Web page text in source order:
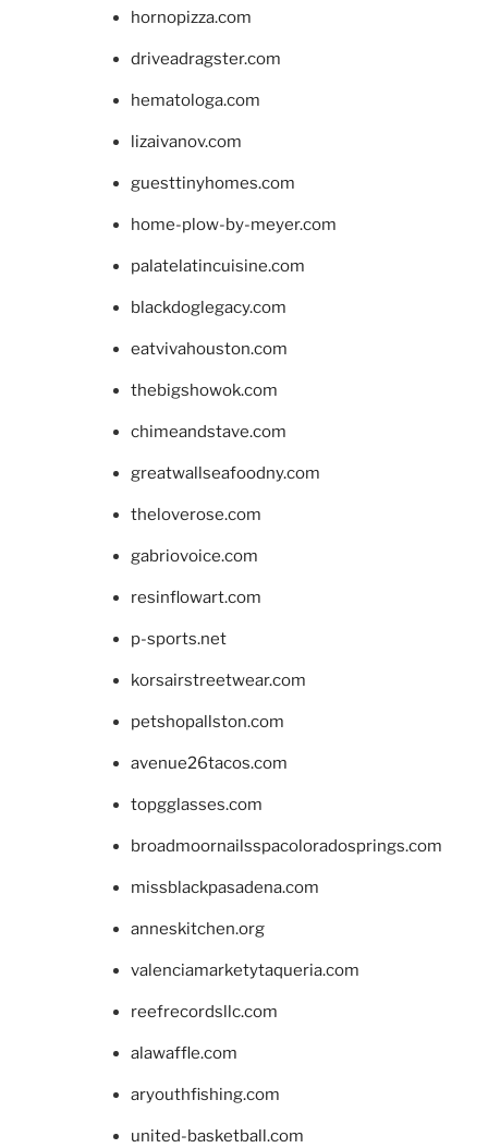
hornopizza.com
driveadragster.com
hematologa.com
lizaivanov.com
guesttinyhomes.com
home-plow-by-meyer.com
palatelatincuisine.com
blackdoglegacy.com
eatvivahouston.com
thebigshowok.com
chimeandstave.com
greatwallseafoodny.com
theloverose.com
gabriovoice.com
resinflowart.com
p-sports.net
korsairstreetwear.com
petshopallston.com
avenue26tacos.com
topgglasses.com
broadmoornailsspacoloradosprings.com
missblackpasadena.com
anneskitchen.org
valenciamarketytaqueria.com
reefrecordsllc.com
alawaffle.com
aryouthfishing.com
united-basketball.com